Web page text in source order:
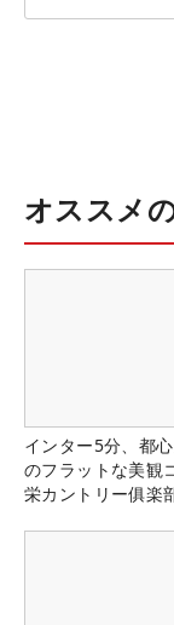
オススメ
インター5分、都
のフラットな美観
栄カントリー俱楽